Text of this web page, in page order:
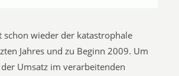
schon wieder der katastrophale
Jahres und zu Beginn 2009. Um
Umsatz im verarbeitenden